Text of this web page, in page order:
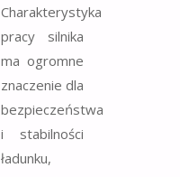
Charakterystyka
pracy silnika
ma ogromne
znaczenie dla
bezpieczeństwa
i stabilności
ładunku,